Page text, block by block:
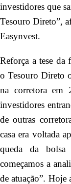
investidores que
Tesouro Direto”,
Easynvest.
Reforça a tese da
o Tesouro Direto
na corretora em
investidores
de outras
casa era voltada
queda da
começamos a
de atuação”. Hoje